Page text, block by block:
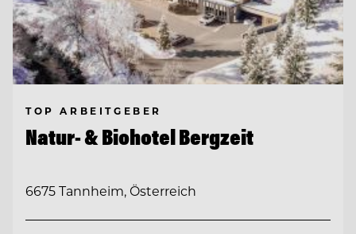
TOP ARBEITGEBER
Natur- & Biohotel Bergzeit
6675 Tannheim, Österreich